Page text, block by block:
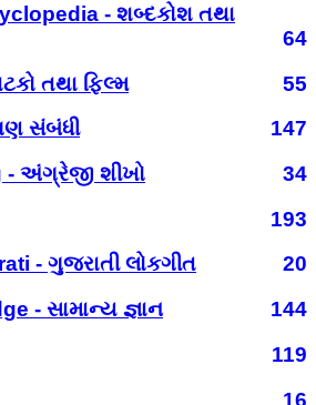
- શબ્દકોશ તથા
64
તથા ફિલ્મ
55
સંબંધી
147
- અંગ્રેજી શીખો
34
193
- ગુજરાતી લોકગીત
20
- સામાન્ય જ્ઞાન
144
119
16